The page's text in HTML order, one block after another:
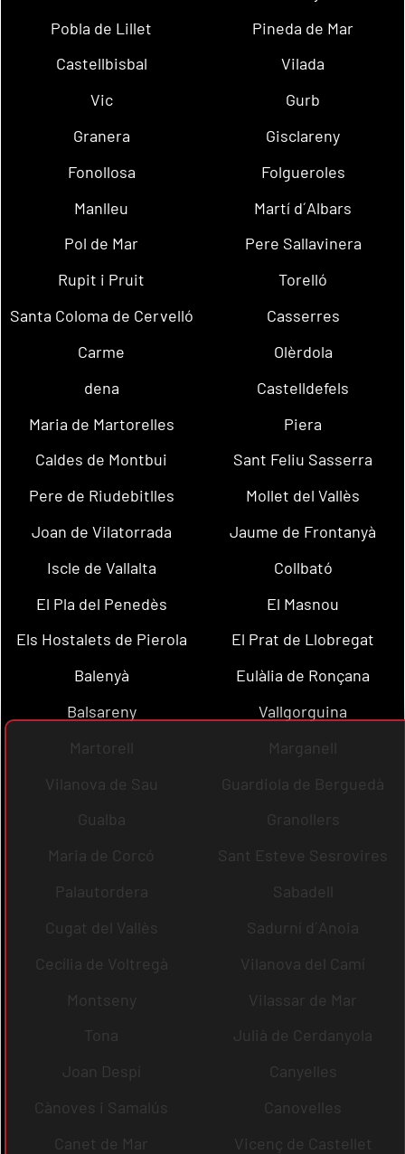
Pobla de Lillet
Pineda de Mar
Castellbisbal
Vilada
Vic
Gurb
Granera
Gisclareny
Fonollosa
Folgueroles
Manlleu
Martí d´Albars
Pol de Mar
Pere Sallavinera
Rupit i Pruit
Torelló
Santa Coloma de Cervelló
Casserres
Carme
Olèrdola
dena
Castelldefels
Maria de Martorelles
Piera
Caldes de Montbui
Sant Feliu Sasserra
Pere de Riudebitlles
Mollet del Vallès
Joan de Vilatorrada
Jaume de Frontanyà
Iscle de Vallalta
Collbató
El Pla del Penedès
El Masnou
Els Hostalets de Pierola
El Prat de Llobregat
Balenyà
Eulàlia de Ronçana
Balsareny
Vallgorguina
Martorell
Marganell
Vilanova de Sau
Guardiola de Berguedà
Gualba
Granollers
Maria de Corcó
Sant Esteve Sesrovires
Palautordera
Sabadell
Cugat del Vallès
Sadurní d´Anoia
Cecília de Voltregà
Vilanova del Camí
Montseny
Vilassar de Mar
Tona
Julià de Cerdanyola
Joan Despí
Canyelles
Cànoves i Samalús
Canovelles
Canet de Mar
Vicenç de Castellet